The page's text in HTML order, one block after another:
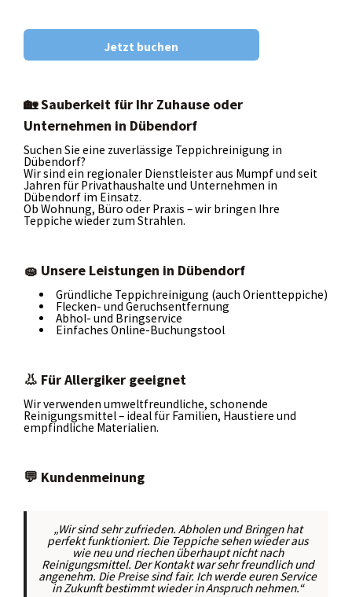
Jetzt buchen
🏡 Sauberkeit für Ihr Zuhause oder
Unternehmen in Dübendorf
Suchen Sie eine zuverlässige Teppichreinigung in
Dübendorf?
Wir sind ein regionaler Dienstleister aus Mumpf und seit
Jahren für Privathaushalte und Unternehmen in
Dübendorf im Einsatz.
Ob Wohnung, Büro oder Praxis – wir bringen Ihre
Teppiche wieder zum Strahlen.
🧽 Unsere Leistungen in Dübendorf
Gründliche Teppichreinigung (auch Orientteppiche)
Flecken- und Geruchsentfernung
Abhol- und Bringservice
Einfaches Online-Buchungstool
👃 Für Allergiker geeignet
Wir verwenden umweltfreundliche, schonende
Reinigungsmittel – ideal für Familien, Haustiere und
empfindliche Materialien.
💬 Kundenmeinung
„Wir sind sehr zufrieden. Abholen und Bringen hat
perfekt funktioniert. Die Teppiche sehen wieder aus
wie neu und riechen überhaupt nicht nach
Reinigungsmittel. Der Kontakt war sehr freundlich und
angenehm. Die Preise sind fair. Ich werde euren Service
in Zukunft bestimmt wieder in Anspruch nehmen.“